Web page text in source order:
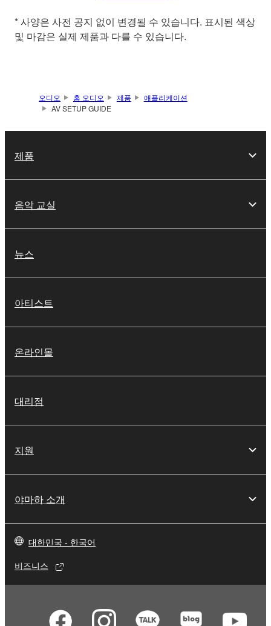
* 사양은 사전 공지 없이 변경될 수 있습니다. 표시된 색상
및 마감은 실제 제품과 다를 수 있습니다.
오디오 홈 오디오 제품
애플리케이션
AV SETUP GUIDE
제품
음악 교실
뉴스
아티스트
온라인몰
대리점
지원
야마하 소개
대한민국 - 한국어
비즈니스